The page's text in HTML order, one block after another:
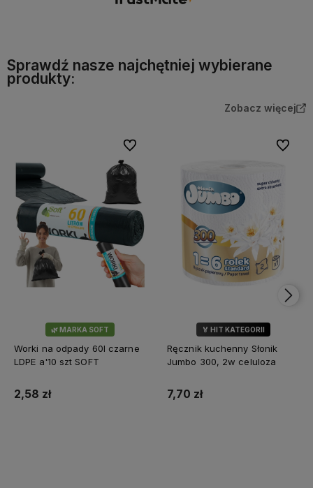
Sprawdź nasze najchętniej wybierane
produkty:
Zobacz więcej
🌿 MARKA SOFT
Worki na odpady 60l czarne
LDPE a'10 szt SOFT
2,58 zł
Do ulubionych
🏅 HIT KATEGORII
💎 WYBÓR KLIENTÓW
Ręcznik kuchenny Słonik
Jumbo 300, 2w celuloza
7,70 zł
Do